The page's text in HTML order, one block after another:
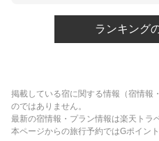
ランキング
掲載している宿に関する情報（宿情報
のではありません。
最新の宿情報・プラン情報は楽天トラ
本ページからの旅行予約ではGポイン